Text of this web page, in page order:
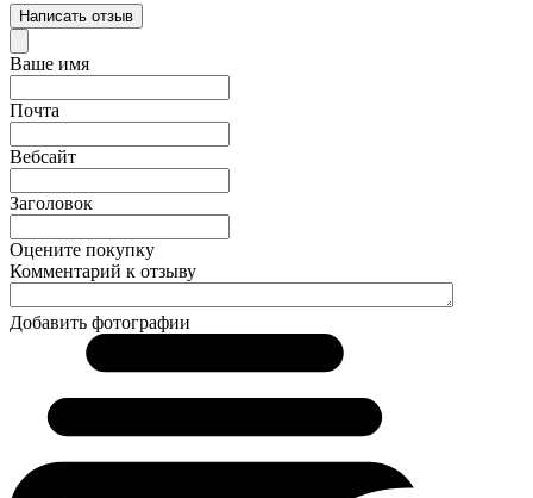
Написать отзыв
Ваше имя
Почта
Вебсайт
Заголовок
Оцените покупку
Комментарий к отзыву
Добавить фотографии